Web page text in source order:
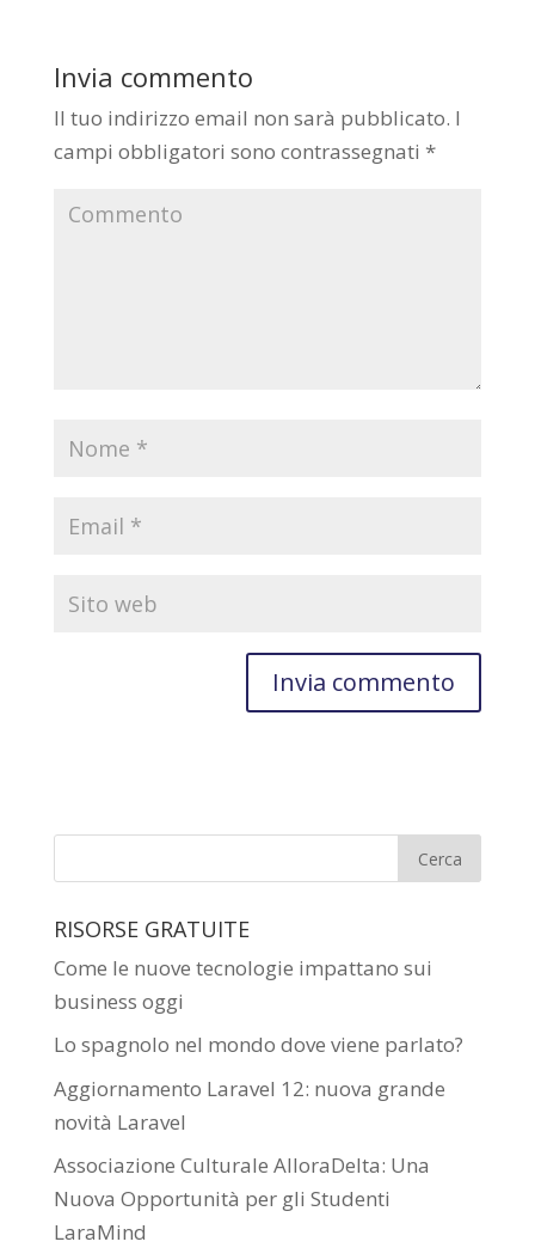
Invia commento
Il tuo indirizzo email non sarà pubblicato. I
campi obbligatori sono contrassegnati *
RISORSE GRATUITE
Come le nuove tecnologie impattano sui
business oggi
Lo spagnolo nel mondo dove viene parlato?
Aggiornamento Laravel 12: nuova grande
novità Laravel
Associazione Culturale AlloraDelta: Una
Nuova Opportunità per gli Studenti
LaraMind